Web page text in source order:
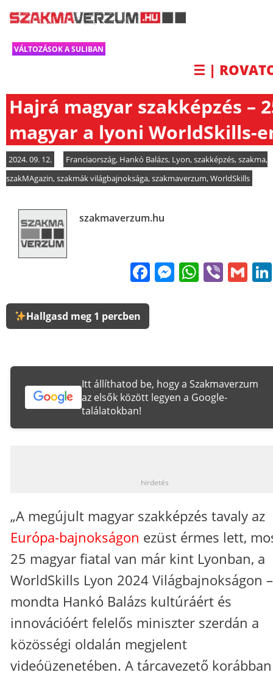
VÁLTOZÁSOK A SULIBAN
☰ |
Hajrá magyar szakképzés –
magyar a lyoni WorldSkills-
2024. 09. 12. Franciaország, Hankó Balázs, Lyon,szakképzés,szakma,
szakMAgazin,szakmák világbajnoksága,szakmaverzum,WorldSkills
szakmaverzum.hu
FacebookViber
Hallgasd meg 1 percben
Itt állíthatod be, hogy a Szakmaverzum
az elsők között legyen a Google-
találatokban!
hirdetés
„A megújult magyar szakképzés tavaly az
Európa-bajnokságon ezüst érmes lett,
25 magyar fiatal van már kint Lyonban, a
WorldSkills Lyon 2024 Világbajnokságon –
mondta Hankó Balázs kultúráért és
innovációért felelős miniszter szerdán a
közösségi oldalán megjelent
videóüzenetében. A tárcavezető